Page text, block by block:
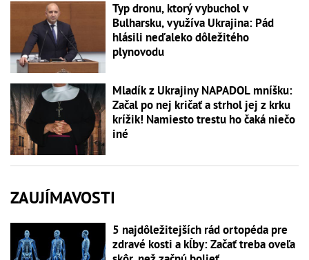
Typ dronu, ktorý vybuchol v
Bulharsku, využíva Ukrajina: Pád
hlásili neďaleko dôležitého
plynovodu
Mladík z Ukrajiny NAPADOL mníšku:
Začal po nej kričať a strhol jej z krku
krížik! Namiesto trestu ho čaká niečo
iné
ZAUJÍMAVOSTI
5 najdôležitejších rád ortopéda pre
zdravé kosti a kĺby: Začať treba oveľa